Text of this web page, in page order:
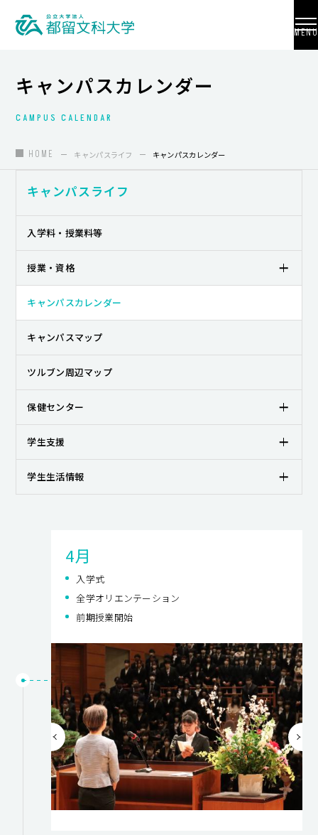
MENU
大学紹介
入試情報
学部・学科・大学院
地域連携
教員養成
研究活動
キャンパスライフ
就職・キャリア支援
キャンパスカレンダー
CAMPUS CALENDAR
HOME キャンパスライフ キャンパスカレンダー
キャンパスライフ
入学料・授業料等
授業・資格
キャンパスカレンダー
キャンパスマップ
ツルブン周辺マップ
保健センター
学生支援
学生生活情報
4月
入学式
全学オリエンテーション
前期授業開始